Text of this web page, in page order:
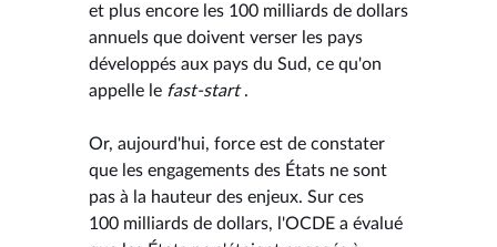
et plus encore les 100 milliards de dollars
annuels que doivent verser les pays
développés aux pays du Sud, ce qu'on
appelle le fast-start.
Or, aujourd'hui, force est de constater
que les engagements des États ne sont
pas à la hauteur des enjeux. Sur ces
100 milliards de dollars, l'OCDE a évalué